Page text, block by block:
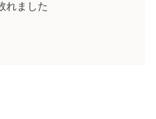
れました